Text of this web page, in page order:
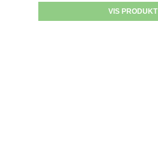
VIS PRODUKT